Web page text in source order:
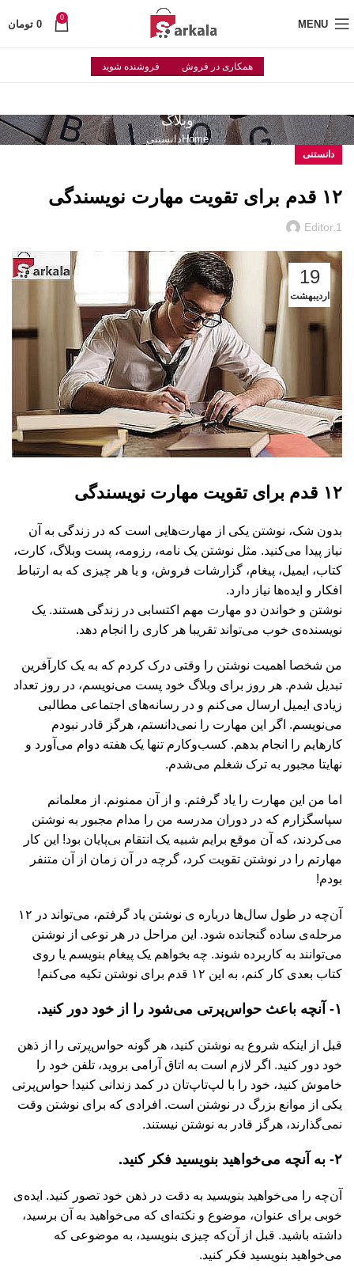
MENU
0
0 تومان
همکاری در فروش فروشنده شوید
وبلاگ
Homeدانستنی
دانستنی
۱۲ قدم برای تقویت مهارت نویسندگی
Editor.1
19
اردیبهشت
۱۲ قدم برای تقویت مهارت نویسندگی
بدون شک، نوشتن یکی از مهارت‌هایی است که در زندگی به آن
نیاز پیدا می‌کنید. مثل نوشتن یک نامه، رزومه، پست وبلاگ، کارت،
کتاب، ایمیل، پیغام، گزارشات فروش، و یا هر چیزی که به ارتباط
افکار و ایده‌ها نیاز دارد.
نوشتن و خواندن دو مهارت مهم اکتسابی در زندگی هستند. یک
نویسنده‌ی خوب می‌تواند تقریبا هر کاری را انجام دهد.
من شخصا اهمیت نوشتن را وقتی درک کردم که به یک کار‌آفرین
تبدیل شدم. هر روز برای وبلاگ خود پست می‌نویسم، در روز تعداد
زیادی ایمیل ارسال می‌کنم و در رسانه‌های اجتماعی مطالبی
می‌نویسم. اگر این مهارت را نمی‌دانستم، هرگز قادر نبودم
کارها‌یم را انجام بدهم. کسب‌وکارم تنها یک هفته دوام می‌آورد و
نهایتا مجبور به ترک شغلم می‌شدم.
اما من این مهارت را یاد گرفتم. و از آن ممنونم. از معلمانم
سپاسگزارم که در دوران مدرسه من را مدام مجبور به نوشتن
می‌کردند، که آن موقع برایم شبیه یک انتقام بی‌پایان بود! این کار
مهارتم را در نوشتن تقویت کرد، گرچه در آن زمان از آن متنفر
بودم!
آن‌چه در طول سال‌ها درباره ی نوشتن یاد گرفتم، می‌تواند در ۱۲
مرحله‌ی ساده گنجانده شود. این مراحل در هر نوعی از نوشتن
می‌توانند به کاربرده شوند. چه بخواهم یک پیغام بنویسم یا روی
کتاب بعدی کار کنم، به این ۱۲ قدم برای نوشتن تکیه می‌کنم!
۱- آنچه باعث حواس‌پرتی می‌شود را از خود دور کنید.
قبل از اینکه شروع به نوشتن کنید، هر گونه حواس‌پرتی را از ذهن
خود دور کنید. اگر لازم است به اتاق آرامی بروید، تلفن خود را
خاموش کنید، خود را با لپ‌تاپ‌تان در کمد زندانی کنید! حواس‌پرتی
یکی از موانع بزرگ در نوشتن است. افرادی که برای نوشتن وقت
نمی‌گذارند، هرگز قادر به نوشتن نیستند.
۲- به آنچه می‌خواهید بنویسید فکر کنید.
آن‌چه را می‌خواهید بنویسید به دقت در ذهن خود تصور کنید. ایده‌ی
خوبی برای عنوان، موضوع و نکته‌ای که می‌خواهید به آن برسید،
داشته باشید. قبل از آن‌که چیزی بنویسید، به موضوعی که
می‌خواهید بنویسید فکر کنید.